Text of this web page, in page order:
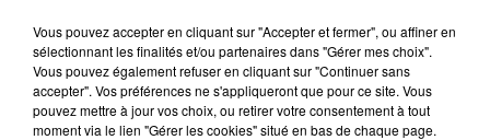
Les visiteurs peuvent en profiter jusqu'à 22h00 les
samedi 8, 15 et 29 août.
A LA UNE Voir plus
Vous pouvez accepter en cliquant sur "Accepter et fermer", ou affiner en
sélectionnant les finalités et/ou partenaires dans "Gérer mes choix".
Vous pouvez également refuser en cliquant sur "Continuer sans
accepter". Vos préférences ne s'appliqueront que pour ce site. Vous
pouvez mettre à jour vos choix, ou retirer votre consentement à tout
moment via le lien "Gérer les cookies" situé en bas de chaque page.